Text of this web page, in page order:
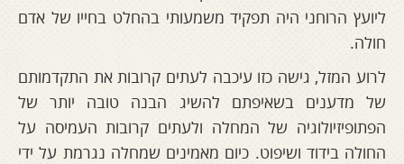
ליועץ הרוחני היה תפקיד משמעותי בהחלט בחייו של אדם
חולה.
לרוע המזל, גישה כזו עיכבה לעתים קרובות את התקדמותם
של מדענים בשאיפתם להשיג הבנה טובה יותר של
הפתופיזיולוגיה של המחלה ולעתים קרובות העמיסה על
החולה בידוד ושיפוט. כיום מאמינים שמחלה נגרמת על ידי